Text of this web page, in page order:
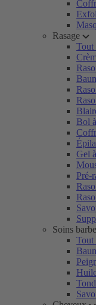
Rasage
Tout
Bol
Gel
Pré-
Soins barbe
Tout